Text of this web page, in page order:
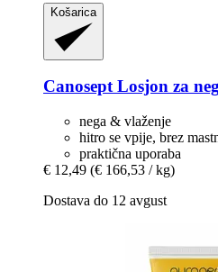
Košarica
CanoseptLosjon za
nega & vlaženje
hitro se vpije, brez
praktična uporaba
€ 12,49 (€ 166,53 / kg)
Dostava do 12 avgust